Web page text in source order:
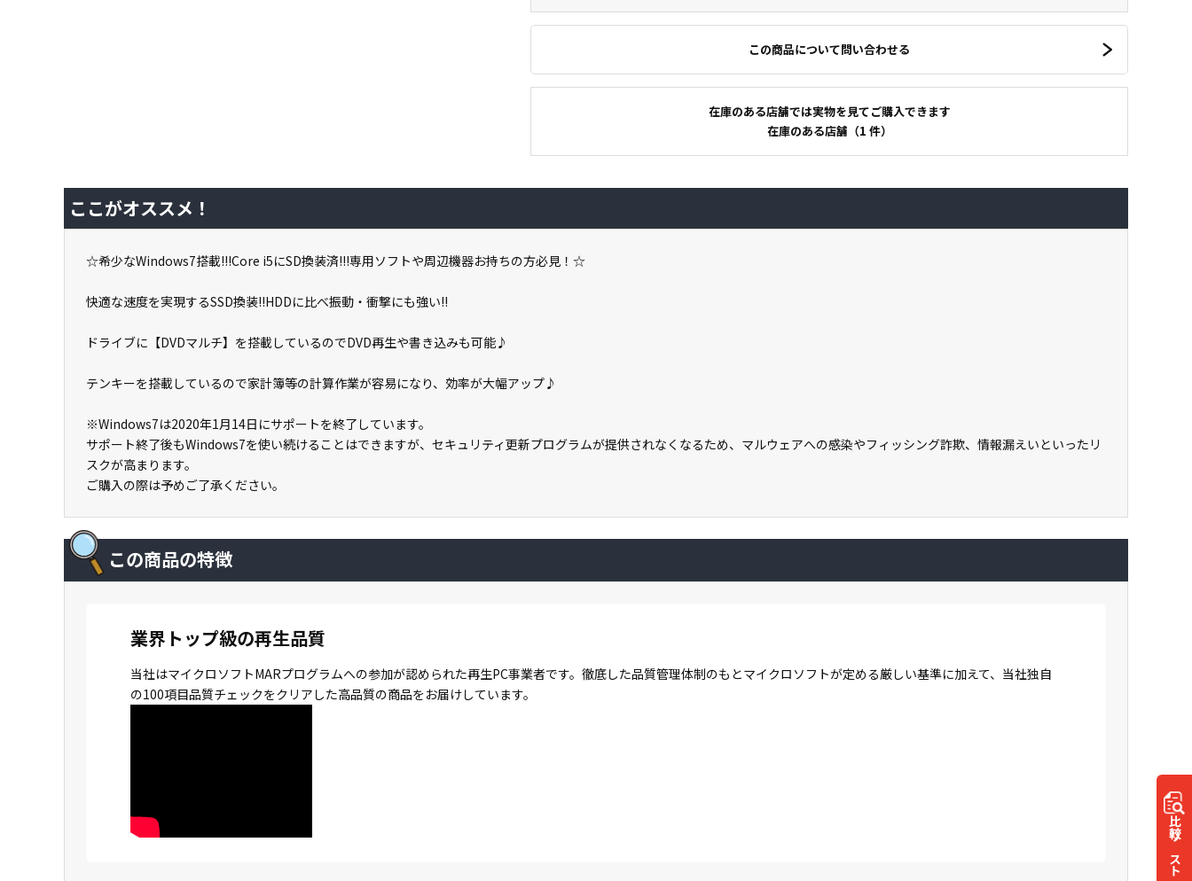
この商品について問い合わせる
在庫のある店舗では実物を見てご購入できます
在庫のある店舗（1 件）
比較
リスト
ここがオススメ！
☆希少なWindows7搭載!!!Core i5にSD換装済!!!専用ソフトや周辺機器お持ちの方必見！☆
快適な速度を実現するSSD換装!!HDDに比べ振動・衝撃にも強い!!
ドライブに【DVDマルチ】を搭載しているのでDVD再生や書き込みも可能♪
テンキーを搭載しているので家計簿等の計算作業が容易になり、効率が大幅アップ♪
※Windows7は2020年1月14日にサポートを終了しています。
サポート終了後もWindows7を使い続けることはできますが、セキュリティ更新プログラムが提供されなくなるため、マルウェアへの感染やフィッシング詐欺、情報漏えいといったリ
スクが高まります。
ご購入の際は予めご了承ください。
この商品の特徴
業界トップ級の再生品質
当社はマイクロソフトMARプログラムへの参加が認められた再生PC事業者です。徹底した品質管理体制のもとマイクロソフトが定める厳しい基準に加えて、当社独自
の100項目品質チェックをクリアした高品質の商品をお届けしています。